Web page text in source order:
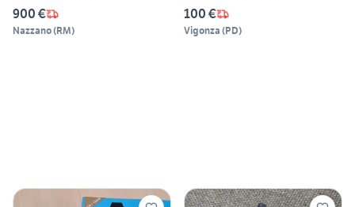
900 €
Nazzano(RM)
100 €
Vigonza (PD)